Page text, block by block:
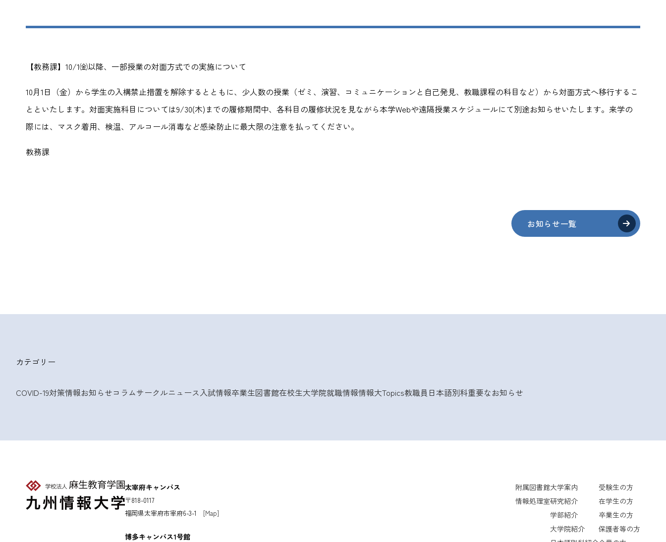
【教務課】10/1㈮以降、一部授業の対面方式での実施について
10月1日（金）から学生の入構禁止措置を解除するとともに、少人数の授業（ゼミ、演習、コミュニケーションと自己発見、教職課程の科目など）から対面方式へ移行するこ
とといたします。対面実施科目については9/30(木)までの履修期間中、各科目の履修状況を見ながら本学Webや遠隔授業スケジュールにて別途お知らせいたします。来学の
際には、マスク着用、検温、アルコール消毒など感染防止に最大限の注意を払ってください。
教務課
お知らせ一覧
カテゴリー
COVID-19対策情報お知らせコラムサークルニュース入試情報卒業生図書館在校生大学院就職情報情報大Topics教職員 日本語別科重要なお知らせ
太宰府キャンパス
〒818-0117
福岡県太宰府市宰府6-3-1 [Map]
博多キャンパス1号館
附属図書館
情報処理室
大学案内
研究紹介
学部紹介
大学院紹介
受験生の方
在学生の方
卒業生の方
保護者等の方